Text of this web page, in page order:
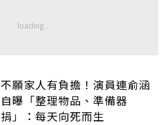
不願家人有負擔！演員連俞涵
自曝「整理物品、準備器
捐」：每天向死而生